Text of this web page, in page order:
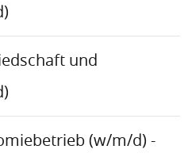
und
(w/m/d) -